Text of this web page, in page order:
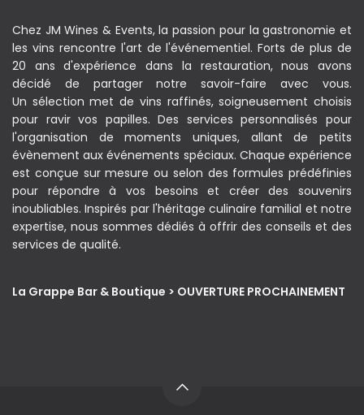
Chez JM Wines & Events, la passion pour la gastronomie et
les vins rencontre l'art de l'événementiel. Forts de plus de
20 ans d'expérience dans la restauration, nous avons
décidé de partager notre savoir-faire avec vous.
Un sélection met de vins raffinés, soigneusement choisis
pour ravir vos papilles. Des services personnalisés pour
l'organisation de moments uniques, allant de petits
évènement aux événements spéciaux. Chaque expérience
est conçue sur mesure ou selon des formules prédéfinies
pour répondre à vos besoins et créer des souvenirs
inoubliables. Inspirés par l'héritage culinaire familial et notre
expertise, nous sommes dédiés à offrir des conseils et des
services de qualité.
La Grappe Bar & Boutique > OUVERTURE PROCHAINEMENT